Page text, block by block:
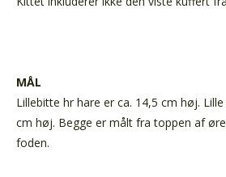
MÅL
Lillebitte hr hare er ca. 14,5 cm høj.
cm høj. Begge er målt fra toppen af
foden.